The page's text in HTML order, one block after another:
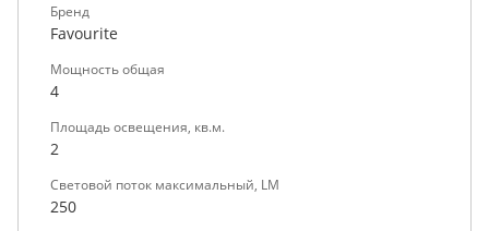
Бренд
Favourite
Мощность общая
4
Площадь освещения, кв.м.
2
Световой поток максимальный, LM
250